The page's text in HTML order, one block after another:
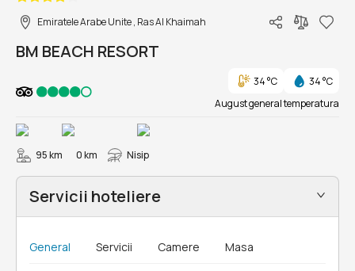
Emiratele Arabe Unite , Ras Al Khaimah
BM BEACH RESORT
34 °C
34 °C
August general temperatura
95 km 0 km Nisip
Servicii hoteliere
General Servicii Camere Masa